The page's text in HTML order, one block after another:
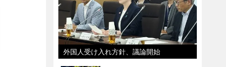
外国人受け入れ方針、議論開始